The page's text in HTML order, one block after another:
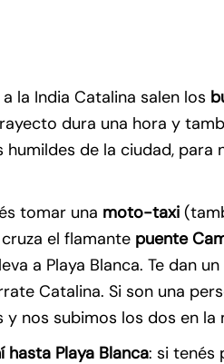
la India Catalina salen los
dura una hora y
humildes de la ciudad,
tomar una moto-taxi
el flamante puente
a Playa Blanca. Te dan
Catalina. Si son una
nos subimos los dos en la
hasta Playa Blanca: si tenés